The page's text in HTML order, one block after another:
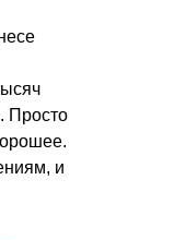
Просто
и